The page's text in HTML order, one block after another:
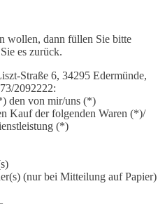
wollen, dann füllen Sie bitte
es zurück.
Straße 6, 34295 Edermünde,
2092222:
den von mir/uns (*)
Kauf der folgenden Waren (*)/
(*)
(nur bei Mitteilung auf Papier)